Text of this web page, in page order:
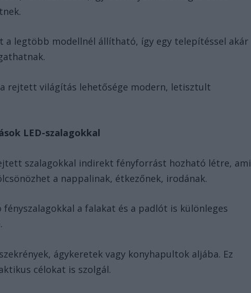
a legtöbb modellnél állítható, így egy telepítéssel akár
rejtett világítás lehetősége modern, letisztult
LED-szalagokkal
szalagokkal indirekt fényforrást hozható létre, ami
a nappalinak, étkezőnek, irodának.
a falakat és a padlót is különleges
ágykeretek vagy konyhapultok aljába. Ez
célokat is szolgál.